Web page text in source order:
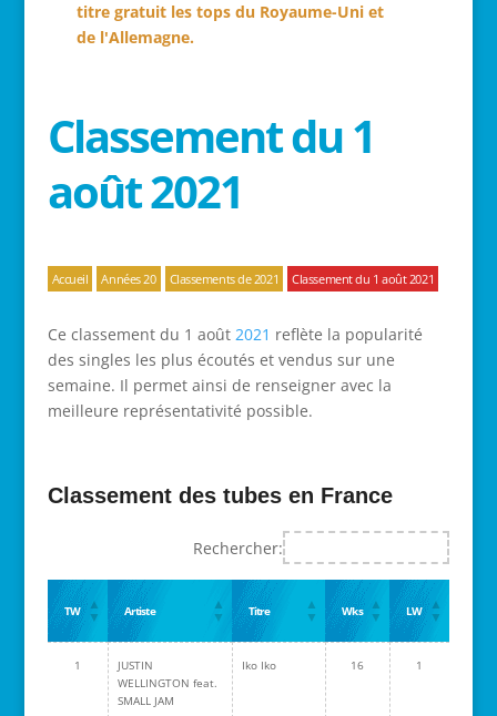
titre gratuit les tops du Royaume-Uni et
de l'Allemagne.
Classement du 1
août 2021
Accueil Années 20 Classements de 2021 Classement du 1 août 2021
Ce classement du 1 août 2021 reflète la popularité
des singles les plus écoutés et vendus sur une
semaine. Il permet ainsi de renseigner avec la
meilleure représentativité possible.
Classement des tubes en France
Rechercher:
TW Artiste Titre Wks LW
1
JUSTIN
WELLINGTON feat.
SMALL JAM
Iko Iko 16 1